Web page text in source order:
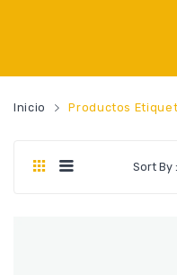
Inicio Productos
Sort By :